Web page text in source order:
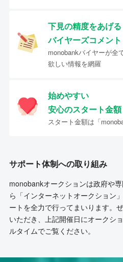
下見の精度をあげる
バイヤーズコメント
monobankバイヤーが全
欲しい情報を網羅
始めやすい
安心のスタート金額
スタート金額は「
サポート体制への取り組み
monobankオークションは政府や
ら「インターネットオークション
ートを全力で行ってまいります。
いただき、上記開催日にオークシ
ルタイムでご覧ください。